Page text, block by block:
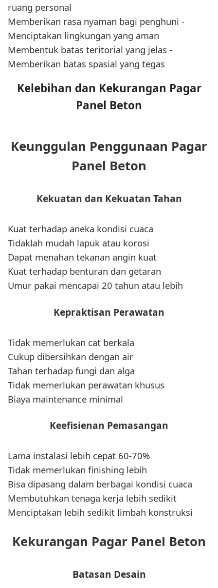
ruang personal
Memberikan rasa nyaman bagi penghuni -
Menciptakan lingkungan yang aman
Membentuk batas teritorial yang jelas -
Memberikan batas spasial yang tegas
Kelebihan dan Kekurangan Pagar
Panel Beton
Keunggulan Penggunaan Pagar
Panel Beton
Kekuatan dan Kekuatan Tahan
Kuat terhadap aneka kondisi cuaca
Tidaklah mudah lapuk atau korosi
Dapat menahan tekanan angin kuat
Kuat terhadap benturan dan getaran
Umur pakai mencapai 20 tahun atau lebih
Kepraktisan Perawatan
Tidak memerlukan cat berkala
Cukup dibersihkan dengan air
Tahan terhadap fungi dan alga
Tidak memerlukan perawatan khusus
Biaya maintenance minimal
Keefisienan Pemasangan
Lama instalasi lebih cepat 60-70%
Tidak memerlukan finishing lebih
Bisa dipasang dalam berbagai kondisi cuaca
Membutuhkan tenaga kerja lebih sedikit
Menciptakan lebih sedikit limbah konstruksi
Kekurangan Pagar Panel Beton
Batasan Desain